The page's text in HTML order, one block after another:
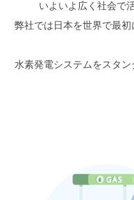
いよいよ広く社会で
弊社では日本を世界で最
水素発電システムをスタ